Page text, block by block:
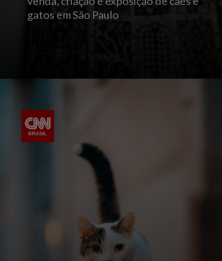
gatos em São Paulo